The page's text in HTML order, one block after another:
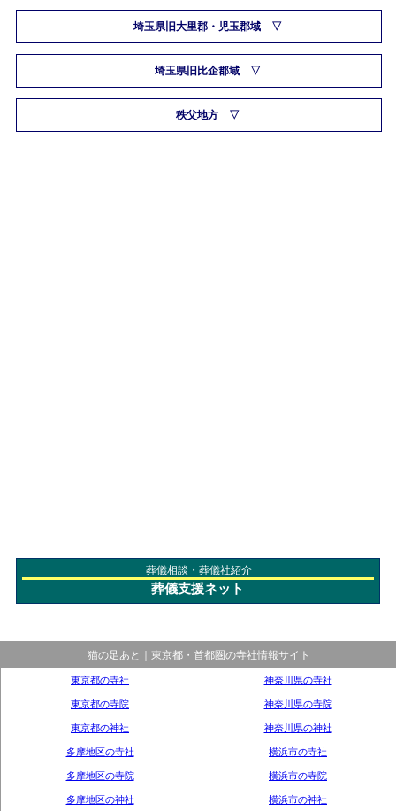
埼玉県旧大里郡・児玉郡域
埼玉県旧比企郡域
秩父地方
葬儀相談・葬儀社紹介
葬儀支援ネット
猫の足あと｜東京都・首都圏の寺社情報サイト
東京都の寺社
東京都の寺院
東京都の神社
多摩地区の寺社
多摩地区の寺院
多摩地区の神社
神奈川県の寺社
神奈川県の寺院
神奈川県の神社
横浜市の寺社
横浜市の寺院
横浜市の神社